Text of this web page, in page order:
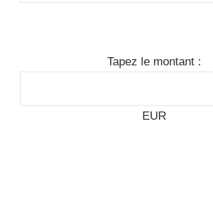
Tapez le montant :
EUR